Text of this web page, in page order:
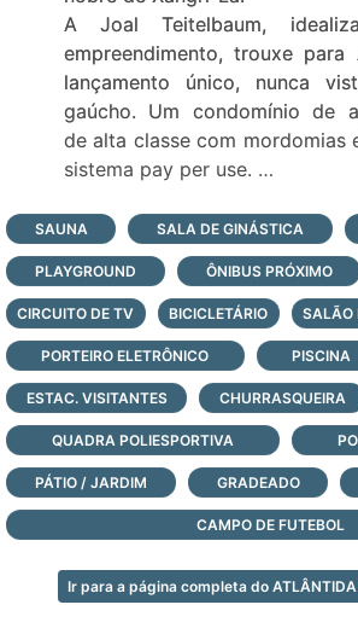
A Joal Teitelbaum,
empreendimento, trouxe para
lançamento único, nunca
gaúcho. Um condomínio de
de alta classe com mordomias
sistema pay per use.
alimentação at home ou no
serão apenas alguns dos
moradores.
Veja todos os apartamentos
maravilhoso condomínio
de Atlântida, logo abaixo, e
visita com nossos corretores
SAUNA SALA DE GINÁSTICA
PLAYGROUND ÔNIBUS PRÓXIMO
CIRCUITO DE TV BICICLETÁRIO SALÃO
PORTEIRO ELETRÔNICO PISCINA
ESTAC. VISITANTES CHURRASQUEIRA
QUADRA POLIESPORTIVA
PÁTIO / JARDIM GRADEADO
CAMPO DE FUTEBOL
Ir para a página completa do ATLÂNTIDA